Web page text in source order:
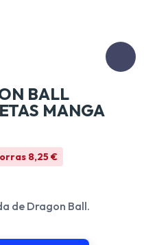
BALL
MANGA
8,25 €
de Dragon Ball.